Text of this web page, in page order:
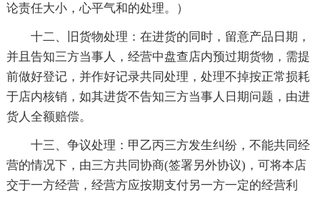
论责任大小，心平气和的处理。）
十二、旧货物处理：在进货的同时，留意产品日期，
并且告知三方当事人，经营中盘查店内预过期货物，需提
前做好登记，并作好记录共同处理，处理不掉按正常损耗
于店内核销，如其进货不告知三方当事人日期问题，由进
货人全额赔偿。
十三、争议处理：甲乙丙三方发生纠纷，不能共同经
营的情况下，由三方共同协商(签署另外协议)，可将本店
交于一方经营，经营方应按期支付另一方一定的经营利